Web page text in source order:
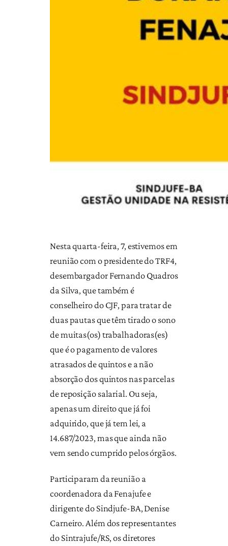
Nesta quarta-feira, 7, estivemos em
reunião com o presidente do TRF4,
desembargador Fernando Quadros
da Silva, que também é
conselheiro do CJF, para tratar de
duas pautas que têm tirado o sono
de muitas(os) trabalhadoras(es)
que é o pagamento de valores
atrasados de quintos e a não
absorção dos quintos nas parcelas
de reposição salarial. Ou seja,
apenas um direito que já foi
adquirido, que já tem lei, a
14.687/2023, mas que ainda não
vem sendo cumprido pelos órgãos.
Participaram da reunião a
coordenadora da Fenajufe e
dirigente do Sindjufe-BA, Denise
Carneiro. Além dos representantes
do Sintrajufe/RS, os diretores